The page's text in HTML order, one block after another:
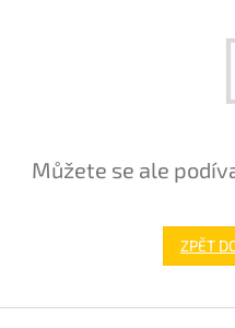
Můžete se ale
ZPĚT